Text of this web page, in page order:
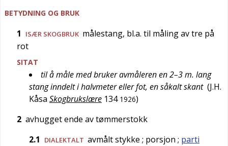
BETYDNING OG BRUK
1 ISÆR SKOGBRUK målestang, bl.a. til måling av tre på
rot
SITAT
til å måle med bruker avmåleren en 2–3 m. lang
stang inndelt i halvmeter eller fot, en såkalt skant (J.H.
Kåsa Skogbrukslære 134 1926)
2 avhugget ende av tømmerstokk
2.1
DIALEKTALT avmålt stykke ; porsjon ; parti